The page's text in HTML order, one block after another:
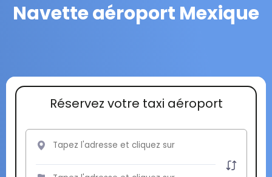
Navette aéroport Mexique
Réservez votre taxi aéroport